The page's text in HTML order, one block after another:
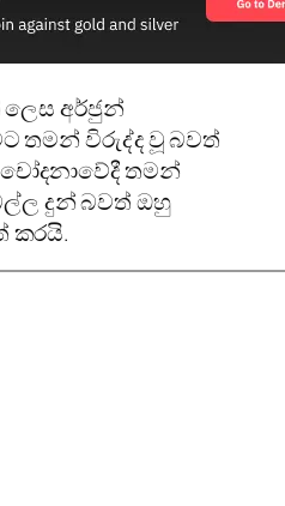
ලෙස අර්ජුන්
තමන් විරුද්ද වූ බවත්
තමන්
දුන් බවත් ඔහු
කරයි.